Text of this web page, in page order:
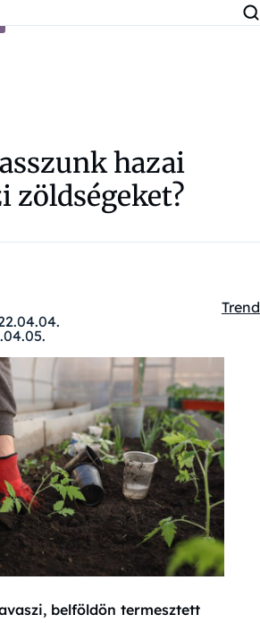
hazai
zöldségeket?
Trend
belföldön termesztett